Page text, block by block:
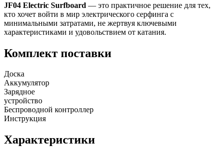
JF04 Electric Surfboard — это практичное решение для тех,
кто хочет войти в мир электрического серфинга с
минимальными затратами, не жертвуя ключевыми
характеристиками и удовольствием от катания.
Комплект поставки
Доска
Аккумулятор
Зарядное
устройство
Беспроводной контроллер
Инструкция
Характеристики